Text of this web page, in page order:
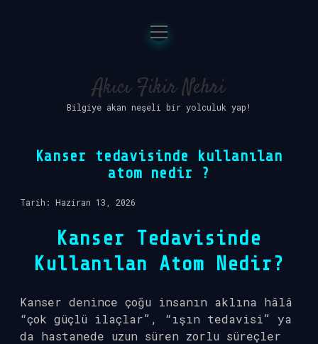
Anasayfa
Gizlilik Politikası
Yasal Uyarı
Hakkımızda
menüyü
aç
Akıcı Fikir Nehri
Bilgiye akan neşeli bir yolculuk yap!
Kanser tedavisinde kullanılan
atom nedir ?
Tarih: Haziran 13, 2026
Kanser Tedavisinde
Kullanılan Atom Nedir?
Kanser denince çoğu insanın aklına hâlâ
“çok güçlü ilaçlar”, “ışın tedavisi” ya
da hastanede uzun süren zorlu süreçler